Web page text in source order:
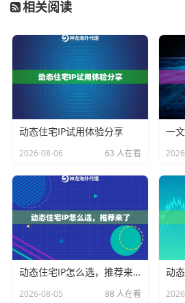
或者短时间内从同一个IP发出大量
为机器人行为，从而限制该IP。
如此使用也会很快失效。
3. IP类型与场景不匹配：不同的业
理IP。例如，用于社交媒体账号管
4. 地理位置不符或暴露：
有严格要求。如果你需要模拟某
的代理IP的地址却显示在另一个大
绝。一些技术细节可能泄露真实IP
相关阅读
动态住宅IP试用体验分享
2026-08-06 63 人在看
一
动态住宅IP怎么选，推荐来了
2026-08-05 88 人在看
动